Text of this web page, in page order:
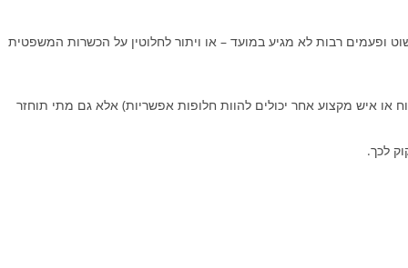
ופעמים רבות לא מגיע במועד – או ויתור לחלוטין על הכשרות המשפטית
או איש מקצוע אחר יכולים להוות חלופות אפשריות) אלא גם מתי תוחזר
לכך.